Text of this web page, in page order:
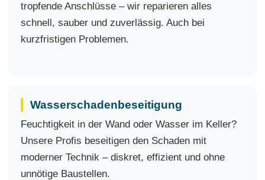
tropfende Anschlüsse – wir reparieren alles
schnell, sauber und zuverlässig. Auch bei
kurzfristigen Problemen.
Wasserschadenbeseitigung
Feuchtigkeit in der Wand oder Wasser im Keller?
Unsere Profis beseitigen den Schaden mit
moderner Technik – diskret, effizient und ohne
unnötige Baustellen.